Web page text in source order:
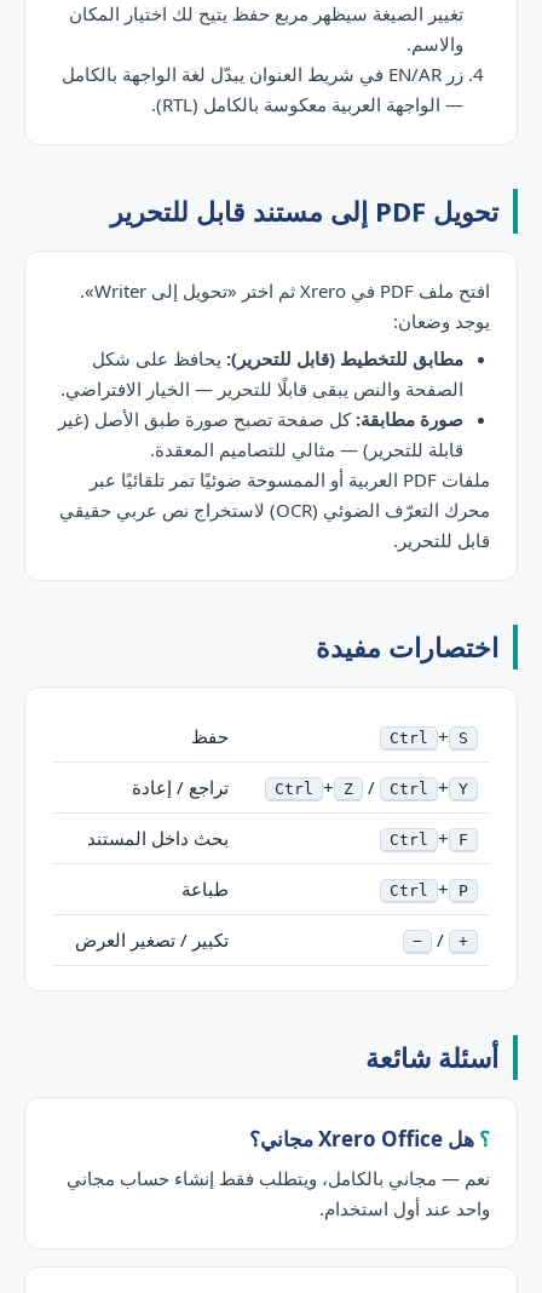
تغيير الصيغة سيظهر مربع حفظ يتيح لك اختيار المكان
والاسم.
زر EN/AR في شريط العنوان يبدّل لغة الواجهة بالكامل
— الواجهة العربية معكوسة بالكامل (RTL).
تحويل PDF إلى مستند قابل للتحرير
افتح ملف PDF في Xrero ثم اختر «تحويل إلى Writer».
يوجد وضعان:
مطابق للتخطيط (قابل للتحرير): يحافظ على شكل
الصفحة والنص يبقى قابلًا للتحرير — الخيار الافتراضي.
صورة مطابقة: كل صفحة تصبح صورة طبق الأصل (غير
قابلة للتحرير) — مثالي للتصاميم المعقدة.
ملفات PDF العربية أو الممسوحة ضوئيًا تمر تلقائيًا عبر
محرك التعرّف الضوئي (OCR) لاستخراج نص عربي حقيقي
قابل للتحرير.
اختصارات مفيدة
Ctrl + S حفظ
Ctrl + Z / Ctrl + Y تراجع / إعادة
Ctrl + F بحث داخل المستند
Ctrl + P طباعة
+
/
− تكبير / تصغير العرض
أسئلة شائعة
هل Xrero Office مجاني؟
نعم — مجاني بالكامل، ويتطلب فقط إنشاء حساب مجاني
واحد عند أول استخدام.